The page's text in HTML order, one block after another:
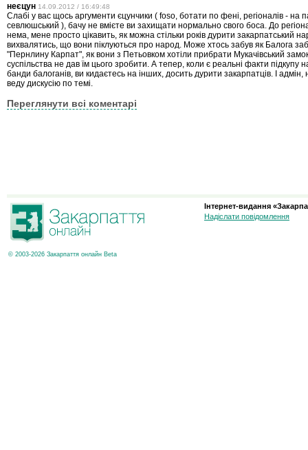
неєцун 14.09.2012 / 16:49:48
Слабі у вас щось аргументи єцунчики ( foso, ботати по фені, регіоналів - на
севлюшський ), бачу не вмієте ви захищати нормально свого боса. До
нема, мене просто цікавить, як можна стільки років дурити закарпатський
вихвалятись, що вони піклуються про народ. Може хтось забув як Балога
"Пернлину Карпат", як вони з Петьовком хотіли прибрати Мукачівський
суспільства не дав їм цього зробити. А тепер, коли є реальні факти підкупу
банди балоганів, ви кидаєтесь на інших, досить дурити закарпатців. І
веду дискусію по темі.
Переглянути всі коментарі
© 2003-2026 Закарпаття онлайн Beta
Інтернет-видання
Надіслати повідомлення